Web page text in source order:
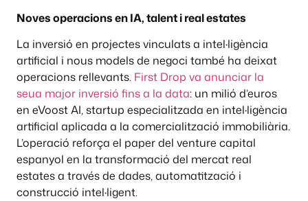
Noves operacions en IA, talent i real estates
La inversió en projectes vinculats a intel·ligència
artificial i nous models de negoci també ha deixat
operacions rellevants. First Drop va anunciar la
seua major inversió fins a la data: un milió d’euros
en eVoost AI, startup especialitzada en intel·ligència
artificial aplicada a la comercialització immobiliària.
L’operació reforça el paper del venture capital
espanyol en la transformació del mercat real
estates a través de dades, automatització i
construcció intel·ligent.